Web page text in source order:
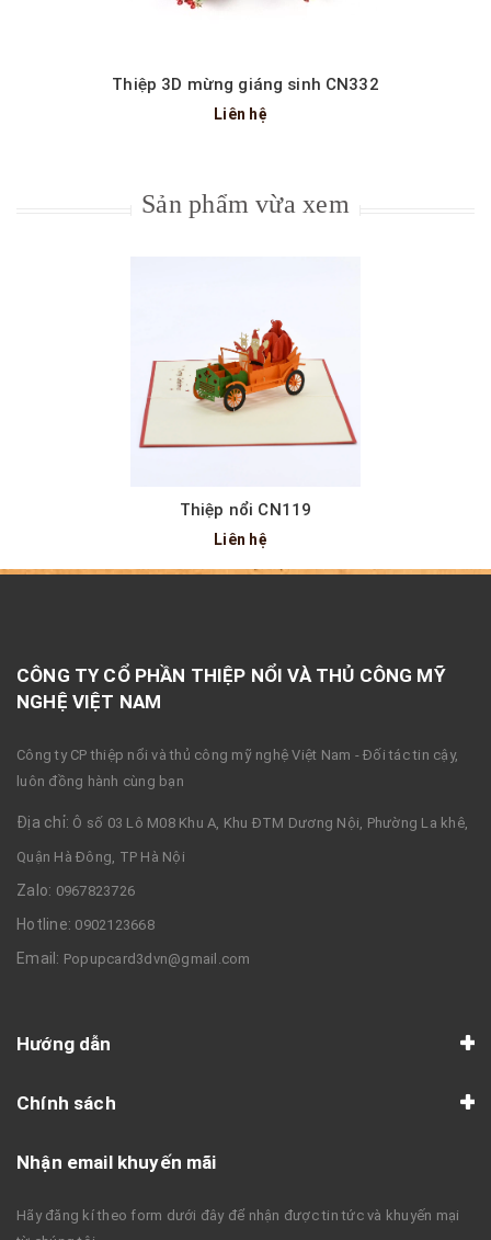
Thiệp 3D mừng giáng sinh CN332
Liên hệ
Sản phẩm vừa xem
Thiệp nổi CN119
Liên hệ
CÔNG TY CỔ PHẦN THIỆP NỔI VÀ THỦ CÔNG MỸ
NGHỆ VIỆT NAM
Công ty CP thiệp nổi và thủ công mỹ nghệ Việt Nam - Đối tác tin cậy,
luôn đồng hành cùng bạn
Địa chỉ: Ô số 03 Lô M08 Khu A, Khu ĐTM Dương Nội, Phường La khê,
Quận Hà Đông, TP Hà Nội
Zalo: 0967823726
Hotline: 0902123668
Email: Popupcard3dvn@gmail.com
Hướng dẫn
Chính sách
Nhận email khuyến mãi
Hãy đăng kí theo form dưới đây để nhận được tin tức và khuyến mại